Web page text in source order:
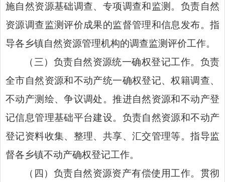
施自然资源基础调查、专项调查和监测。负责自然
资源调查监测评价成果的监督管理和信息发布。指
导各乡镇自然资源管理机构的调查监测评价工作。
（三）负责自然资源统一确权登记工作。负责
全市自然资源和不动产统一确权登记、权籍调查、
不动产测绘、争议调处。推进自然资源和不动产登
记信息管理基础平台建设。负责自然资源和不动产
登记资料收集、整理、共享、汇交管理等。指导监
督各乡镇不动产确权登记工作。
（四）负责自然资源资产有偿使用工作。贯彻